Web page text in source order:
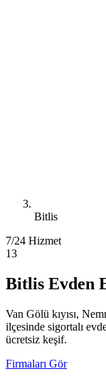
Bitlis
7/24 Hizmet
13
Bitlis Evden
Van Gölü kıyısı,
ilçesinde sigortalı
ücretsiz keşif.
Firmaları Gör